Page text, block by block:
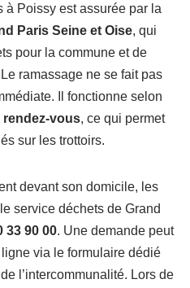
à Poissy est assurée par la
Paris Seine et Oise, qui
pour la commune et de
ramassage ne se fait pas
Il fonctionne selon
vous, ce qui permet
sur les trottoirs.
devant son domicile, les
service déchets de Grand
33 90 00. Une demande peut
via le formulaire dédié
l’intercommunalité. Lors de